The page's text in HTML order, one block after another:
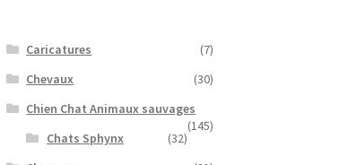
Caricatures
(7)
Chevaux
(30)
Chien Chat Animaux sauvages
(145)
Chats Sphynx
(32)